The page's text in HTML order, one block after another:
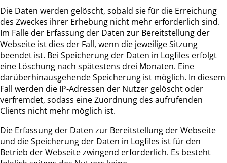
Die Daten werden gelöscht, sobald sie für die Erreichung
des Zweckes ihrer Erhebung nicht mehr erforderlich sind.
Im Falle der Erfassung der Daten zur Bereitstellung der
Webseite ist dies der Fall, wenn die jeweilige Sitzung
beendet ist. Bei Speicherung der Daten in Logfiles erfolgt
eine Löschung nach spätestens drei Monaten. Eine
darüberhinausgehende Speicherung ist möglich. In diesem
Fall werden die IP-Adressen der Nutzer gelöscht oder
verfremdet, sodass eine Zuordnung des aufrufenden
Clients nicht mehr möglich ist.
Die Erfassung der Daten zur Bereitstellung der Webseite
und die Speicherung der Daten in Logfiles ist für den
Betrieb der Webseite zwingend erforderlich. Es besteht